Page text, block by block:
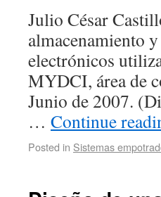
Julio César
almacenamiento
electrónicos
MYDCI, área de
Junio de 2007.
… Continue
Posted in Sistemas